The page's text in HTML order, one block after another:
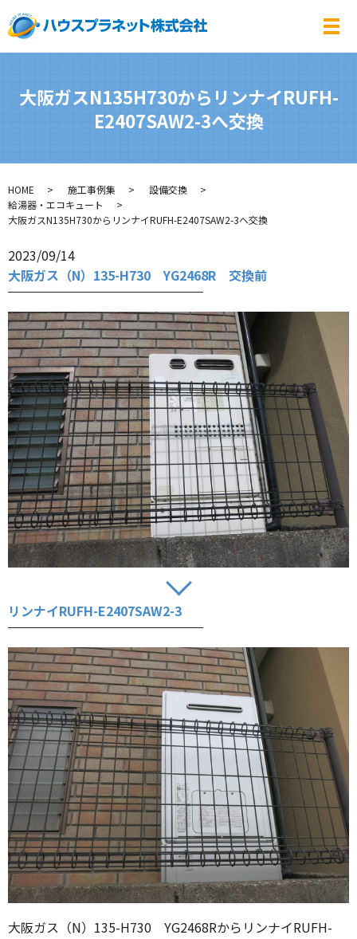
メ
大阪ガスN135H730からリンナイRUFH-
E2407SAW2-3へ交換
HOME 施工事例集
設備交換
給湯器・エコキュート
大阪ガスN135H730からリンナイRUFH-E2407SAW2-3へ交換
2023/09/14
大阪ガス（N）135-H730 YG2468R 交換前
リンナイRUFH-E2407SAW2-3
大阪ガス（N）135-H730 YG2468RからリンナイRUFH-